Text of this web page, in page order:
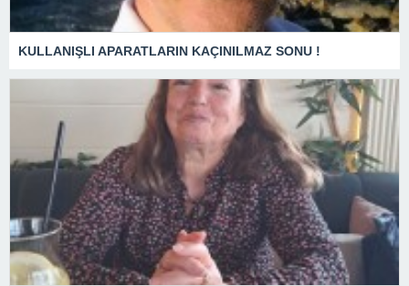
KULLANIŞLI APARATLARIN KAÇINILMAZ SONU !